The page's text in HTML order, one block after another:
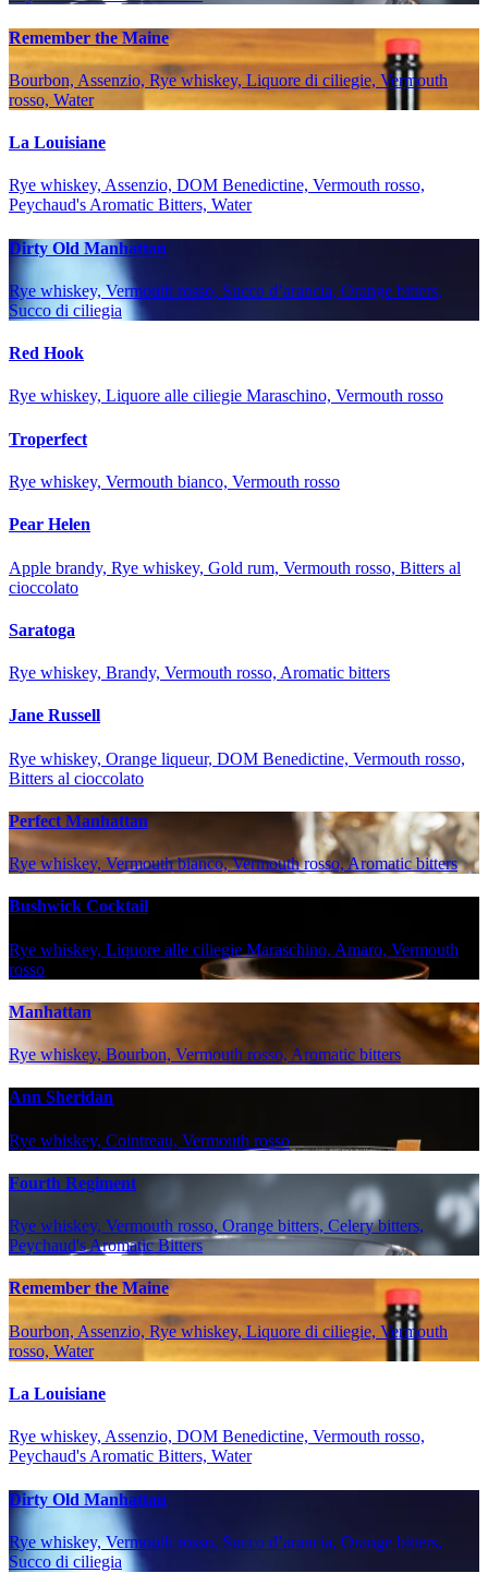
Remember the Maine
Bourbon, Assenzio, Rye whiskey, Liquore di ciliegie, Vermouth
rosso, Water
La Louisiane
Rye whiskey, Assenzio, DOM Benedictine, Vermouth rosso,
Peychaud's Aromatic Bitters, Water
Dirty Old Manhattan
Rye whiskey, Vermouth rosso, Succo d’arancia, Orange bitters,
Succo di ciliegia
Red Hook
Rye whiskey, Liquore alle ciliegie Maraschino, Vermouth rosso
Troperfect
Rye whiskey, Vermouth bianco, Vermouth rosso
Pear Helen
Apple brandy, Rye whiskey, Gold rum, Vermouth rosso, Bitters al
cioccolato
Saratoga
Rye whiskey, Brandy, Vermouth rosso, Aromatic bitters
Jane Russell
Rye whiskey, Orange liqueur, DOM Benedictine, Vermouth rosso,
Bitters al cioccolato
Perfect Manhattan
Rye whiskey, Vermouth bianco, Vermouth rosso, Aromatic bitters
Bushwick Cocktail
Rye whiskey, Liquore alle ciliegie Maraschino, Amaro, Vermouth
rosso
Manhattan
Rye whiskey, Bourbon, Vermouth rosso, Aromatic bitters
Ann Sheridan
Rye whiskey, Cointreau, Vermouth rosso
Fourth Regiment
Rye whiskey, Vermouth rosso, Orange bitters, Celery bitters,
Peychaud's Aromatic Bitters
Remember the Maine
Bourbon, Assenzio, Rye whiskey, Liquore di ciliegie, Vermouth
rosso, Water
La Louisiane
Rye whiskey, Assenzio, DOM Benedictine, Vermouth rosso,
Peychaud's Aromatic Bitters, Water
Dirty Old Manhattan
Rye whiskey, Vermouth rosso, Succo d’arancia, Orange bitters,
Succo di ciliegia